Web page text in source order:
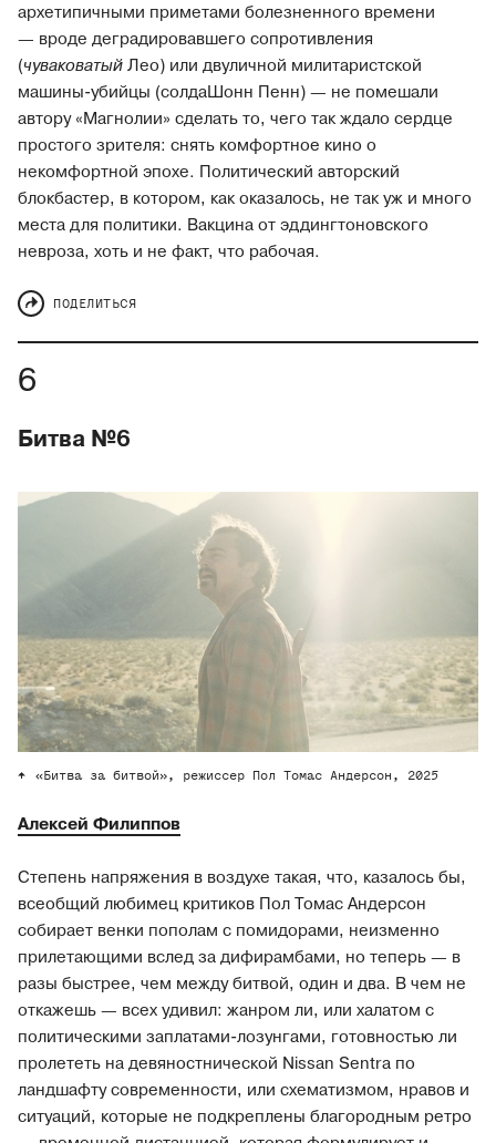
архетипичными приметами болезненного времени
— вроде деградировавшего сопротивления
(чуваковатыйЛео) или двуличной милитаристской
машины-убийцы (солдаШонн Пенн) — не помешали
автору «Магнолии» сделать то, чего так ждало сердце
простого зрителя: снять комфортное кино о
некомфортной эпохе. Политический авторский
блокбастер, в котором, как оказалось, не так уж и много
места для политики. Вакцина от эддингтоновского
невроза, хоть и не факт, что рабочая.
ПОДЕЛИТЬСЯ
Битва №6
«Битва за битвой», режиссер Пол Томас Андерсон, 2025
Алексей Филиппов
Степень напряжения в воздухе такая, что, казалось бы,
всеобщий любимец критиков Пол Томас Андерсон
собирает венки пополам с помидорами, неизменно
прилетающими вслед за дифирамбами, но теперь — в
разы быстрее, чем между битвой, один и два. В чем не
откажешь — всех удивил: жанром ли, или халатом с
политическими заплатами-лозунгами, готовностью ли
пролететь на девяностнической Nissan Sentra по
ландшафту современности, или схематизмом, нравов и
ситуаций, которые не подкреплены благородным ретро